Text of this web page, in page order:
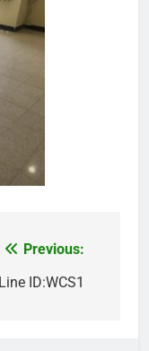
Previous:
ID:WCS1